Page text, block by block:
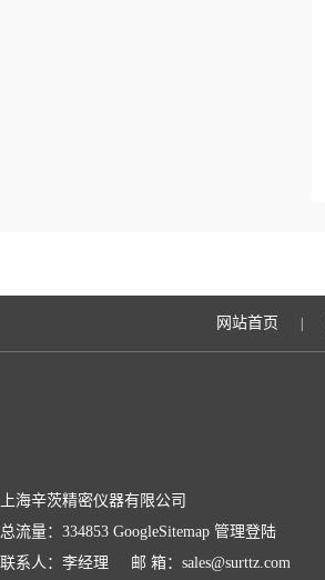
网站首页
上海辛茨精密仪器有限公司
总流量：334853 GoogleSitemap 管理登陆
联系人：李经理 邮 箱：sales@surttz.com